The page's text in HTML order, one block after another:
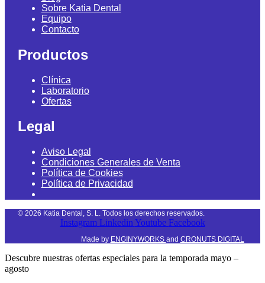
Sobre Katia Dental
Equipo
Contacto
Productos
Clínica
Laboratorio
Ofertas
Legal
Aviso Legal
Condiciones Generales de Venta
Política de Cookies
Política de Privacidad
© 2026 Katia Dental, S. L. Todos los derechos reservados.
Instagram Linkedin Youtube Facebook
Made by ENGINYWORKS and CRONUTS DIGITAL
Descubre nuestras ofertas especiales para la temporada mayo –
agosto